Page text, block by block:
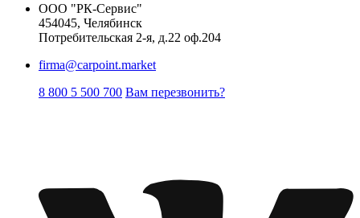
ООО "РК-Сервис"
454045, Челябинск
Потребительская 2-я, д.22 оф.204
firma@carpoint.market
8 800 5 500 700 Вам перезвонить?